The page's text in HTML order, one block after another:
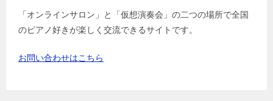
「オンラインサロン」と「仮想演奏会」の二つの場所で全国
のピアノ好きが楽しく交流できるサイトです。
お問い合わせはこちら